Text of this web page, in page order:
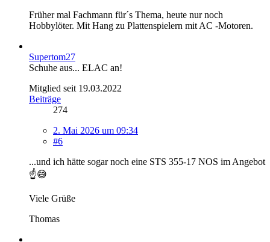
Früher mal Fachmann für´s Thema, heute nur noch
Hobbylöter. Mit Hang zu Plattenspielern mit AC -Motoren.
Supertom27
Schuhe aus... ELAC an!
Mitglied seit 19.03.2022
Beiträge
274
2. Mai 2026 um 09:34
#6
...und ich hätte sogar noch eine STS 355-17 NOS im Angebot
☝️😅
Viele Grüße
Thomas